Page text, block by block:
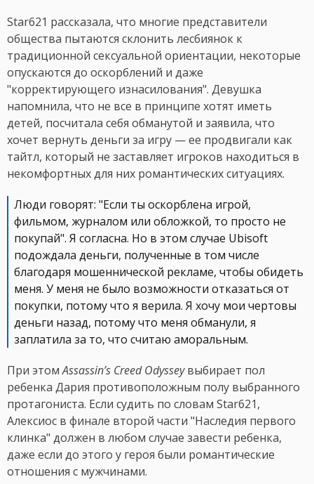
Star621 рассказала, что многие представители
общества пытаются склонить лесбиянок к
традиционной сексуальной ориентации, некоторые
опускаются до оскорблений и даже
"корректирующего изнасилования". Девушка
напомнила, что не все в принципе хотят иметь
детей, посчитала себя обманутой и заявила, что
хочет вернуть деньги за игру — ее продвигали как
тайтл, который не заставляет игроков находиться в
некомфортных для них романтических ситуациях.
Люди говорят: "Если ты оскорблена игрой,
фильмом, журналом или обложкой, то просто не
покупай". Я согласна. Но в этом случае Ubisoft
подождала деньги, полученные в том числе
благодаря мошеннической рекламе, чтобы обидеть
меня. У меня не было возможности отказаться от
покупки, потому что я верила. Я хочу мои чертовы
деньги назад, потому что меня обманули, я
заплатила за то, что считаю аморальным.
При этомAssassin’s Creed Odysseyвыбирает пол
ребенка Дария противоположным полу выбранного
протагониста. Если судить по словам Star621,
Алексиос в финале второй части "Наследия первого
клинка" должен в любом случае завести ребенка,
даже если до этого у героя были романтические
отношения с мужчинами.